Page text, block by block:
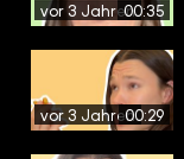
vor 3 Jahren00:35
vor 3 Jahren00:29